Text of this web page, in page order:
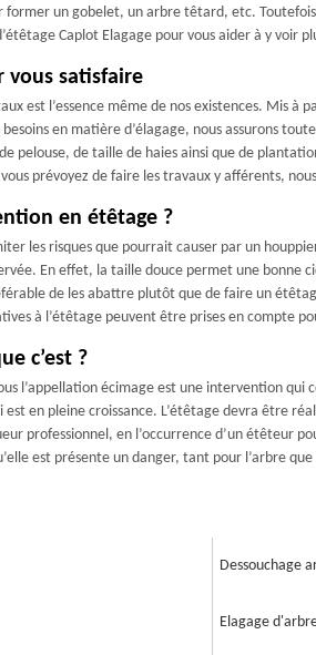
un gobelet, un arbre têtard, etc.
Caplot Elagage pour vous aider à y voir
vous satisfaire
est l’essence même de nos existences. Mis
en matière d’élagage, nous assurons
pelouse, de taille de haies ainsi que de
prévoyez de faire les travaux y afférents,
en étêtage ?
les risques que pourrait causer par un
En effet, la taille douce permet une bonne
de les abattre plutôt que de faire un
à l’étêtage peuvent être prises en compte
c’est ?
l’appellation écimage est une intervention
en pleine croissance. L’étêtage devra être
professionnel, en l’occurrence d’un étêteur
est présente un danger, tant pour l’arbre
Dessouchage
Elagage